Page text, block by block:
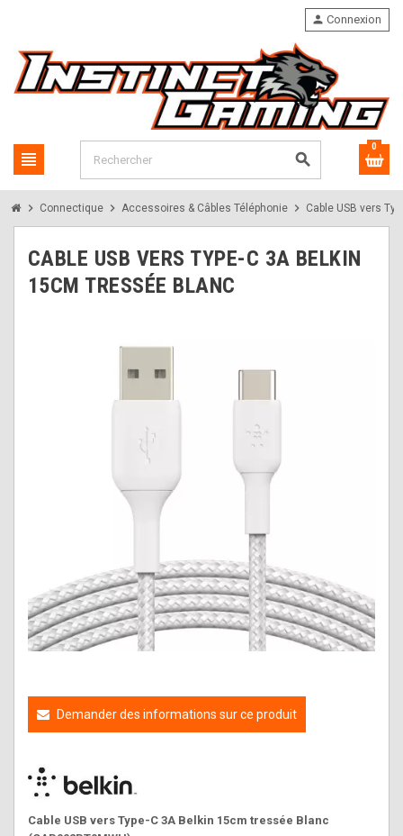
view_headline search
person Connexion
0
chevron_right Connectique chevron_right Accessoires & Câbles Téléphonie chevron_right Cable USB vers
CABLE USB VERS TYPE-C 3A BELKIN
15CM TRESSÉE BLANC
Demander des informations sur ce produit
Cable USB vers Type-C 3A Belkin 15cm tressée Blanc